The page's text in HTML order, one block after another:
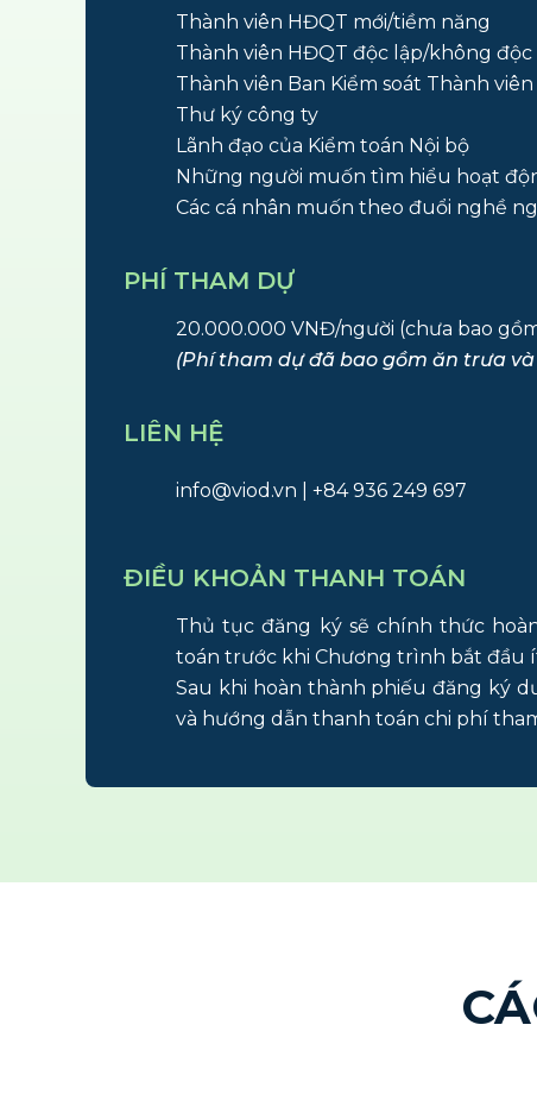
Thành viên HĐQT mới/tiềm năng
Thành viên HĐQT độc lập/không độc
Thành viên Ban Kiểm soát Thành viên
Thư ký công ty
Lãnh đạo của Kiểm toán Nội bộ
Những người muốn tìm hiểu hoạt
Các cá nhân muốn theo đuổi nghề
PHÍ THAM DỰ
20.000.000 VNĐ/người (chưa bao
(Phí tham dự đã bao gồm ăn trưa
LIÊN HỆ
info@viod.vn | +84 936 249 697
ĐIỀU KHOẢN THANH TOÁN
Thủ tục đăng ký sẽ chính thức
toán trước khi Chương trình bắt đầu
Sau khi hoàn thành phiếu đăng ký
và hướng dẫn thanh toán chi phí